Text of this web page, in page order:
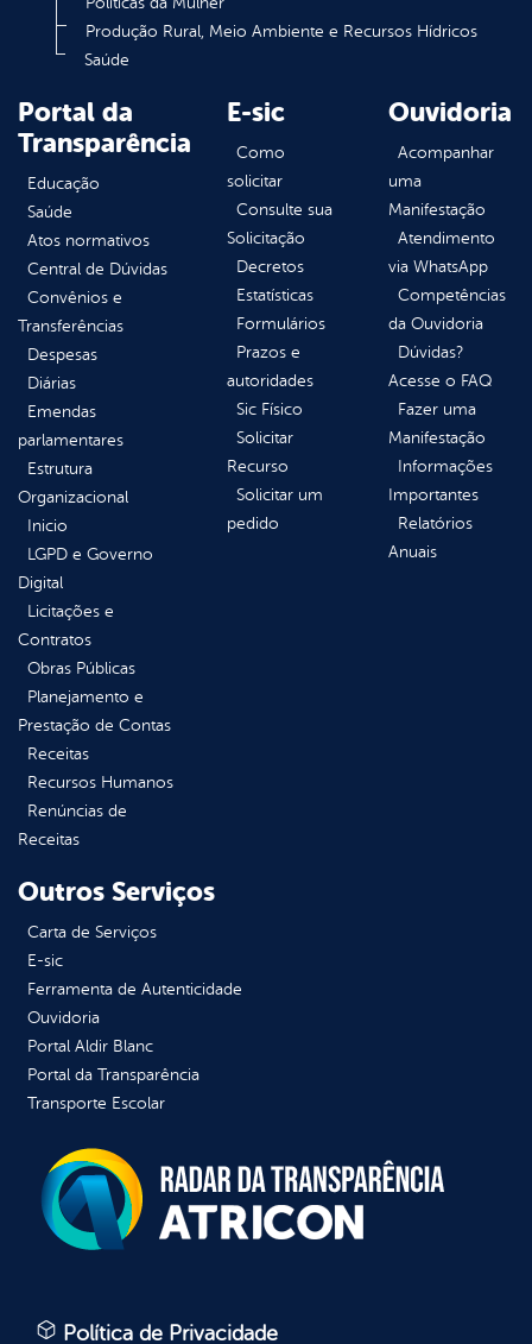
Produção Rural, Meio Ambiente e Recursos Hídricos
Saúde
Portal da
Transparência
Educação
Saúde
Atos normativos
Central de Dúvidas
Convênios e
Transferências
Despesas
Diárias
Emendas
parlamentares
Estrutura
Organizacional
Inicio
LGPD e Governo
Digital
Licitações e
Contratos
Obras Públicas
Planejamento e
Prestação de Contas
Receitas
Recursos Humanos
Renúncias de
Receitas
E-sic
Como
solicitar
Consulte sua
Solicitação
Decretos
Estatísticas
Formulários
Prazos e
autoridades
Sic Físico
Solicitar
Recurso
Solicitar um
pedido
Ouvidoria
Acompanhar
uma
Manifestação
Atendimento
via WhatsApp
Competências
da Ouvidoria
Dúvidas?
Acesse o FAQ
Fazer uma
Manifestação
Informações
Importantes
Relatórios
Anuais
Outros Serviços
Carta de Serviços
E-sic
Ferramenta de Autenticidade
Ouvidoria
Portal Aldir Blanc
Portal da Transparência
Transporte Escolar
Política de Privacidade